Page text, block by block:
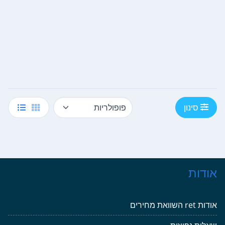
סינון
אודות
אודות ret השוואת מחירים